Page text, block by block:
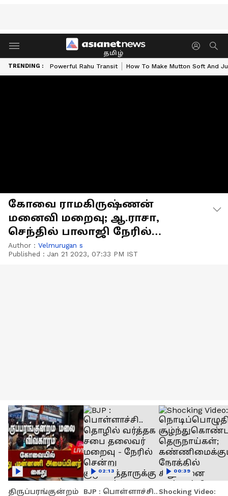
தமிழ்
TRENDING : Powerful Rahu Transit How To Make Mutton Soft And
கோவை ராமகிருஷ்ணன்
மனைவி மறைவு; ஆ.ராசா,
செந்தில் பாலாஜி நேரில்
அஞ்சலி
Author : Velmurugan s
Published : Jan 21 2023, 07:33 PM IST
திருப்பரங்குன்றம்
BJP : பொள்ளாச்சி..
02:13
Shocking Video:
00:39